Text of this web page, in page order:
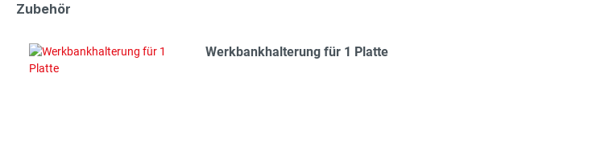
Zubehör
Werkbankhalterung für 1 Platte